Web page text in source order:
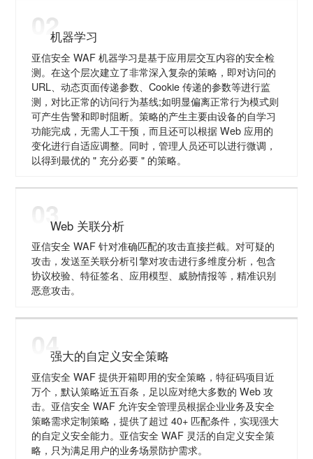
02机器学习
亚信安全 WAF 机器学习是基于应用层交互内容的安全检
测。在这个层次建立了非常深入复杂的策略，即对访问的
URL、动态页面传递参数、Cookie 传递的参数等进行监
测，对比正常的访问行为基线;如明显偏离正常行为模式则
可产生告警和即时阻断。策略的产生主要由设备的自学习
功能完成，无需人工干预，而且还可以根据 Web 应用的
变化进行自适应调整。同时，管理人员还可以进行微调，
以得到最优的 " 充分必要 " 的策略。
03Web 关联分析
亚信安全 WAF 针对准确匹配的攻击直接拦截。对可疑的
攻击，发送至关联分析引擎对攻击进行多维度分析，包含
协议校验、特征签名、应用模型、威胁情报等，精准识别
恶意攻击。
04强大的自定义安全策略
亚信安全 WAF 提供开箱即用的安全策略，特征码项目近
万个，默认策略近五百条，足以应对绝大多数的 Web 攻
击。亚信安全 WAF 允许安全管理员根据企业业务及安全
策略需求定制策略，提供了超过 40+ 匹配条件，实现强大
的自定义安全能力。亚信安全 WAF 灵活的自定义安全策
略，只为满足用户的业务场景防护需求。